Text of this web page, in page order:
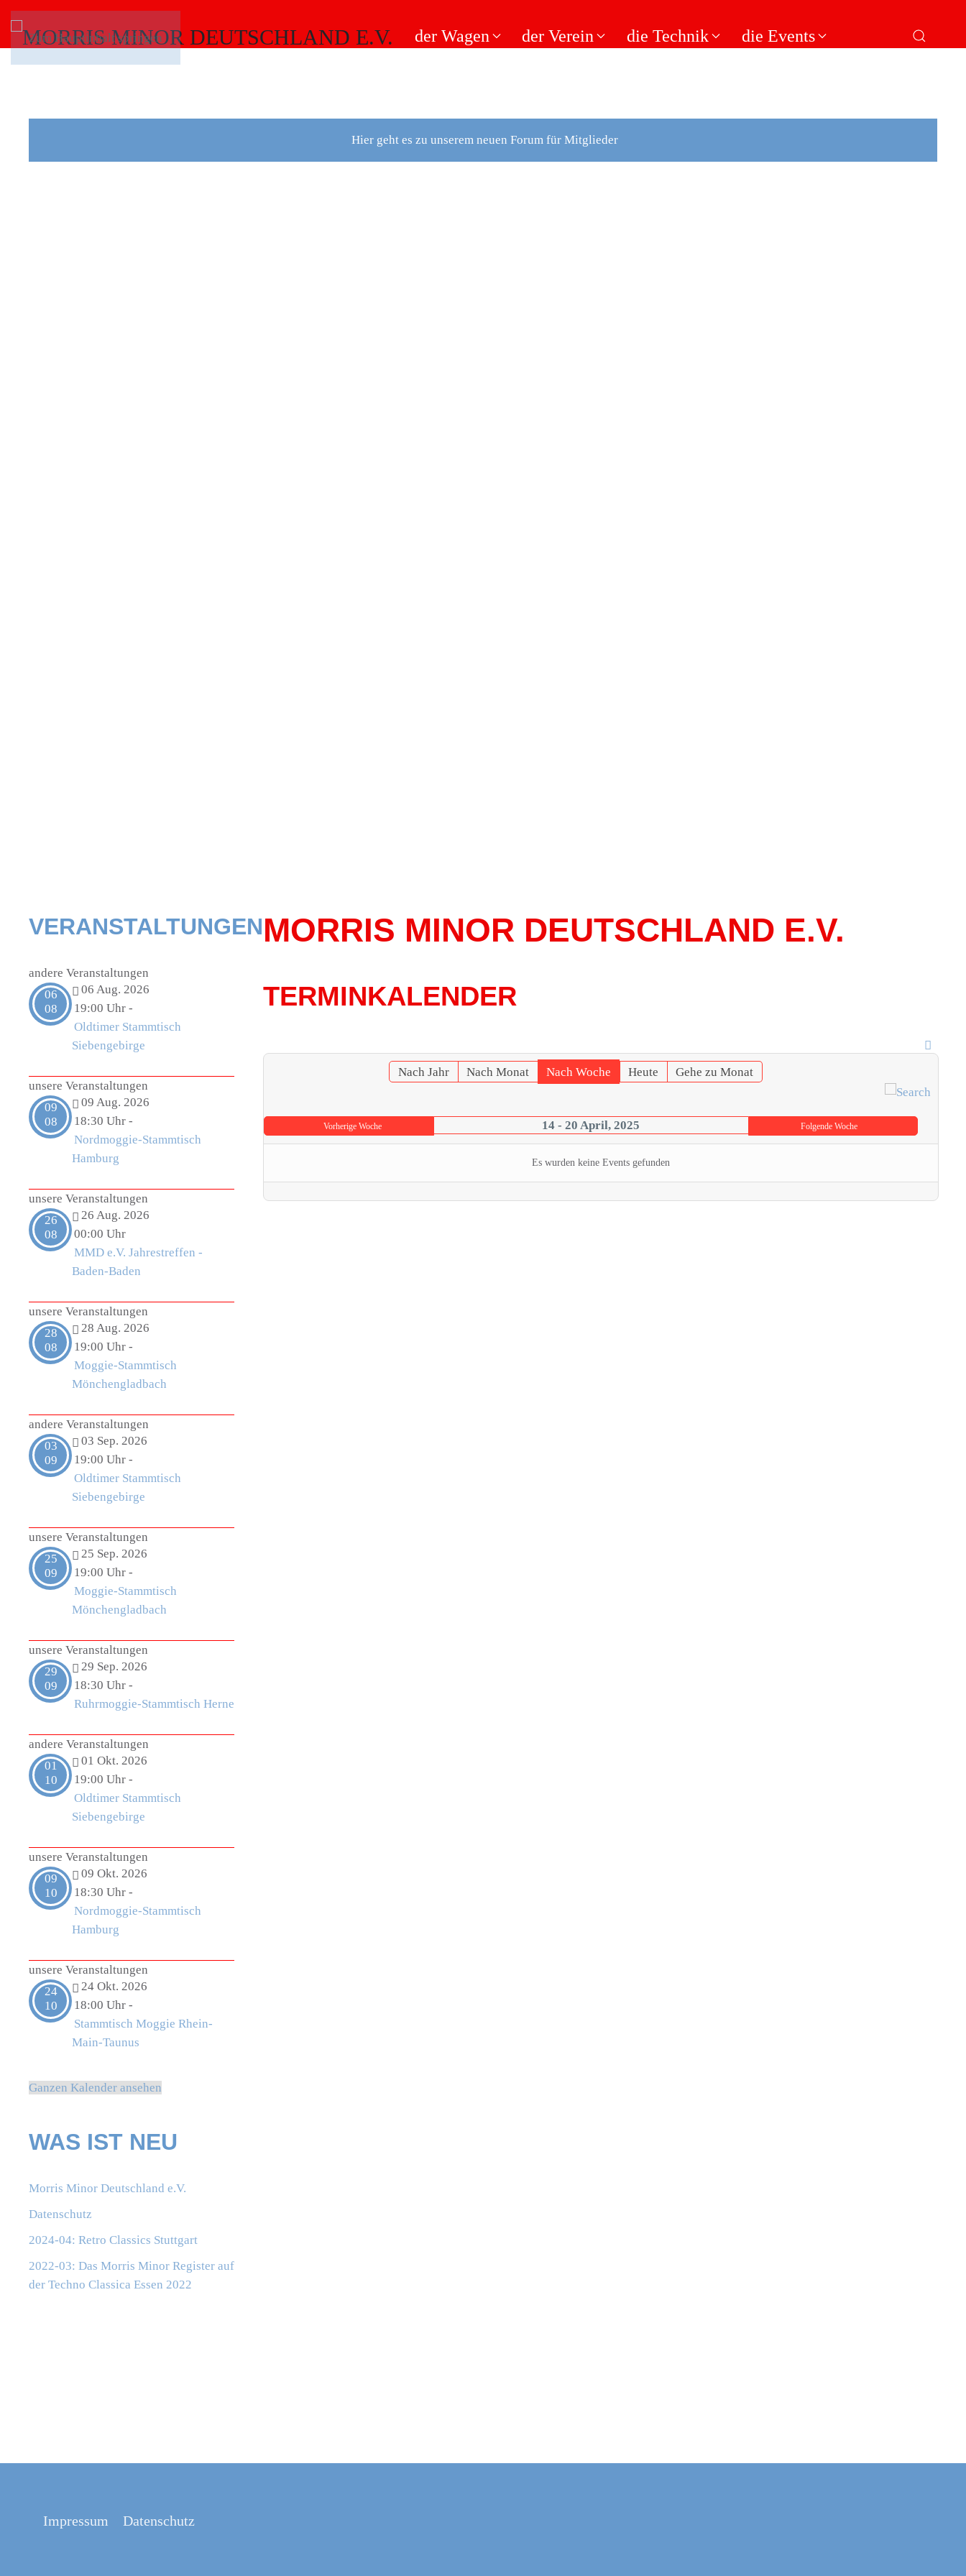
Zum Hauptinhalt springen der Wagen der Verein die Technik die Events
Hier geht es zu unserem neuen Forum für Mitglieder
MORRIS MINOR DEUTSCHLAND E.V.
TERMINKALENDER
Nach Jahr Nach Monat Nach Woche Heute Gehe zu Monat
Vorherige Woche 14 - 20 April, 2025 Folgende Woche
Es wurden keine Events gefunden
VERANSTALTUNGEN
andere Veranstaltungen
06
08
06 Aug. 2026
19:00 Uhr -
Oldtimer Stammtisch
Siebengebirge
unsere Veranstaltungen
09
08
09 Aug. 2026
18:30 Uhr -
Nordmoggie-Stammtisch
Hamburg
unsere Veranstaltungen
26
08
26 Aug. 2026
00:00 Uhr
MMD e.V. Jahrestreffen -
Baden-Baden
unsere Veranstaltungen
28
08
28 Aug. 2026
19:00 Uhr -
Moggie-Stammtisch
Mönchengladbach
andere Veranstaltungen
03
09
03 Sep. 2026
19:00 Uhr -
Oldtimer Stammtisch
Siebengebirge
unsere Veranstaltungen
25
09
25 Sep. 2026
19:00 Uhr -
Moggie-Stammtisch
Mönchengladbach
unsere Veranstaltungen
29
09
29 Sep. 2026
18:30 Uhr -
Ruhrmoggie-Stammtisch Herne
andere Veranstaltungen
01
10
01 Okt. 2026
19:00 Uhr -
Oldtimer Stammtisch
Siebengebirge
unsere Veranstaltungen
09
10
09 Okt. 2026
18:30 Uhr -
Nordmoggie-Stammtisch
Hamburg
unsere Veranstaltungen
24
10
24 Okt. 2026
18:00 Uhr -
Stammtisch Moggie Rhein-
Main-Taunus
Ganzen Kalender ansehen
WAS IST NEU
Morris Minor Deutschland e.V.
Datenschutz
2024-04: Retro Classics Stuttgart
2022-03: Das Morris Minor Register auf
der Techno Classica Essen 2022
Impressum Datenschutz